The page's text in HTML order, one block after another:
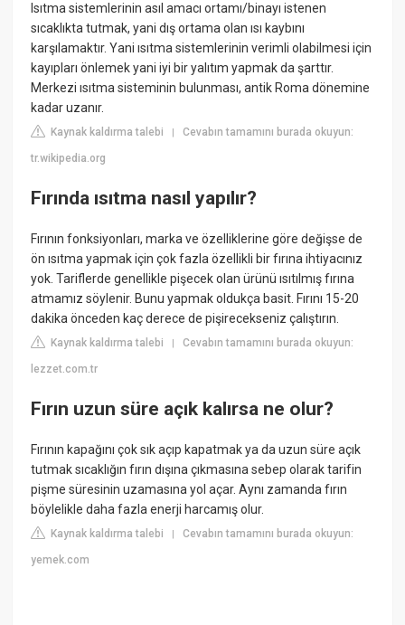
Isıtma sistemlerinin asıl amacı ortamı/binayı istenen
sıcaklıkta tutmak, yani dış ortama olan ısı kaybını
karşılamaktır. Yani ısıtma sistemlerinin verimli olabilmesi için
kayıpları önlemek yani iyi bir yalıtım yapmak da şarttır.
Merkezi ısıtma sisteminin bulunması, antik Roma dönemine
kadar uzanır.
Kaynak kaldırma talebi |Cevabın tamamını burada okuyun:
tr.wikipedia.org
Fırında ısıtma nasıl yapılır?
Fırının fonksiyonları, marka ve özelliklerine göre değişse de
ön ısıtma yapmak için çok fazla özellikli bir fırına ihtiyacınız
yok. Tariflerde genellikle pişecek olan ürünü ısıtılmış fırına
atmamız söylenir. Bunu yapmak oldukça basit. Fırını 15-20
dakika önceden kaç derece de pişirecekseniz çalıştırın.
Kaynak kaldırma talebi |Cevabın tamamını burada okuyun:
lezzet.com.tr
Fırın uzun süre açık kalırsa ne olur?
Fırının kapağını çok sık açıp kapatmak ya da uzun süre açık
tutmak sıcaklığın fırın dışına çıkmasına sebep olarak tarifin
pişme süresinin uzamasına yol açar. Aynı zamanda fırın
böylelikle daha fazla enerji harcamış olur.
Kaynak kaldırma talebi |Cevabın tamamını burada okuyun:
yemek.com